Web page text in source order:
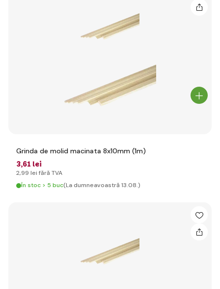
Grinda de molid macinata 8x10mm (1m)
3,61 lei
2,99 lei fără TVA
În stoc > 5 buc(La dumneavoastră 13.08.)